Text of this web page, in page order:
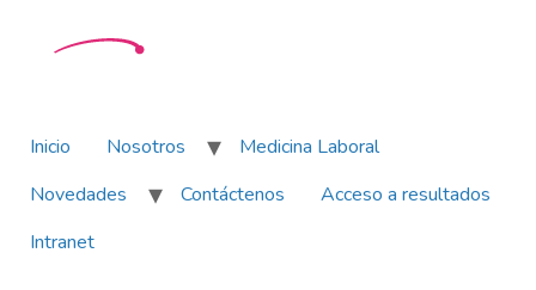
Inicio Nosotros
Medicina Laboral
Novedades
Contáctenos
Acceso a resultados
Intranet